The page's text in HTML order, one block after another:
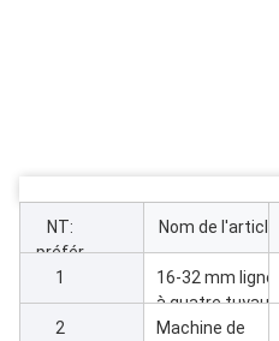
NT:
préfér
ence
Nom de l'article
1
16-32 mm ligne
à quatre tuyaux
avec
2
Machine de